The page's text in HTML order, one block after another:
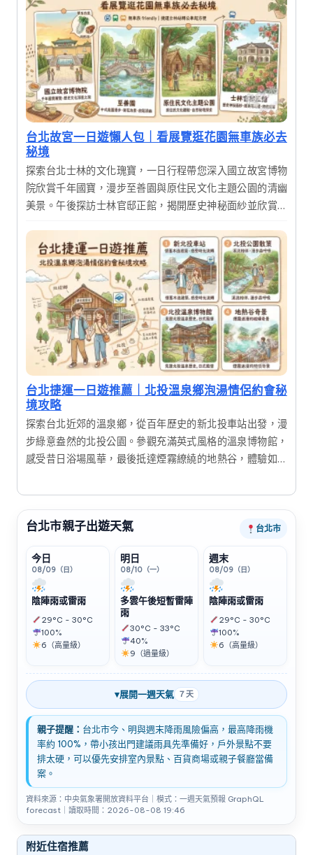
台北故宮一日遊懶人包｜看展覽逛花園無車族必去
秘境
探索台北士林的文化瑰寶，一日行程帶您深入國立故宮博物
院欣賞千年國寶，漫步至善園與原住民文化主題公園的清幽
美景。午後探訪士林官邸正館，揭開歷史神秘面紗並欣賞絕
台北捷運一日遊推薦｜北投溫泉鄉泡湯情侶約會秘
境攻略
探索台北近郊的溫泉鄉，從百年歷史的新北投車站出發，漫
步綠意盎然的北投公園。參觀充滿英式風格的溫泉博物館，
感受昔日浴場風華，最後抵達煙霧繚繞的地熱谷，體驗如夢
日遊。
台北市親子出遊天氣 台北市
今日
08/09（日）
陰陣雨或雷雨
29°C - 30°C
100%
6（高量級）
明日
08/10（一）
多雲午後短暫雷陣
雨
30°C - 33°C
40%
9（過量級）
週末
08/09（日）
陰陣雨或雷雨
29°C - 30°C
100%
6（高量級）
▾展開一週天氣 7 天
親子提醒： 台北市今、明與週末降雨風險偏高，最高降雨機
率約 100%，帶小孩出門建議雨具先準備好，戶外景點不要
排太硬，可以優先安排室內景點、百貨商場或親子餐廳當備
案。
資料來源：中央氣象署開放資料平台｜模式：一週天氣預報 GraphQL
forecast｜讀取時間：2026-08-08 19:46
附近住宿推薦